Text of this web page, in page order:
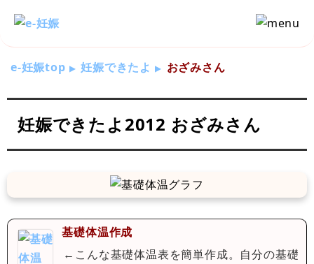
e-妊娠top 妊娠できたよ おざみさん
妊娠できたよ2012 おざみさん
基礎体温作成
←こんな基礎体温表を簡単作成。自分の基礎